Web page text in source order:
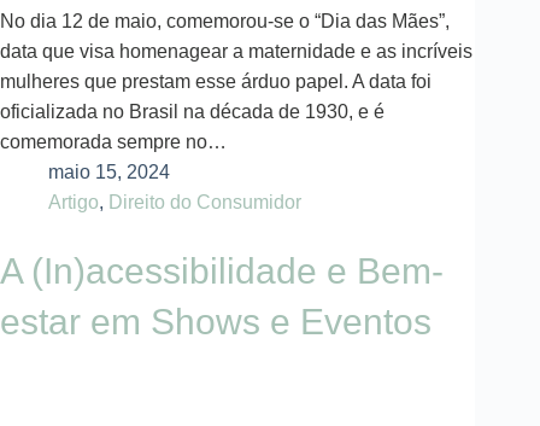
No dia 12 de maio, comemorou-se o “Dia das Mães”,
data que visa homenagear a maternidade e as incríveis
mulheres que prestam esse árduo papel. A data foi
oficializada no Brasil na década de 1930, e é
comemorada sempre no…
maio 15, 2024
Artigo, Direito do Consumidor
A (In)acessibilidade e Bem-
estar em Shows e Eventos